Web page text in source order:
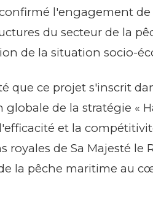
l'engagement
du secteur de la
de la situation socio-
que ce projet s'inscrit
globale de la stratégie «
et la
royales de Sa Majesté le
la pêche maritime au